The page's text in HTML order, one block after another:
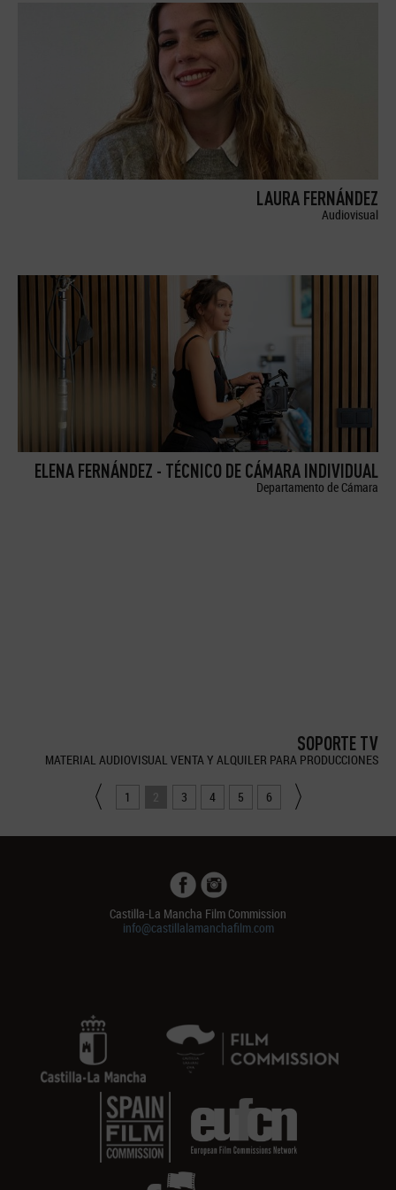
LAURA FERNÁNDEZ
Audiovisual
ELENA FERNÁNDEZ - TÉCNICO DE CÁMARA INDIVIDUAL
Departamento de Cámara
SOPORTE TV
MATERIAL AUDIOVISUAL VENTA Y ALQUILER PARA PRODUCCIONES
1 2 3 4 5 6
Castilla-La Mancha Film Commission
info@castillalamanchafilm.com